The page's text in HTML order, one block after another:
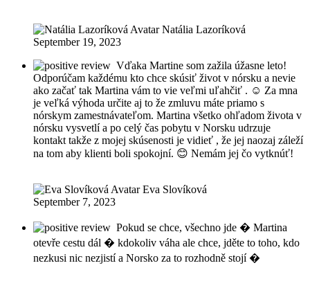
Natália Lazoríková
September 19, 2023
Vďaka Martine som zažila úžasne leto!
Odporúčam každému kto chce skúsiť život v nórsku a nevie
ako začať tak Martina vám to vie veľmi uľahčiť . ☺️ Za mna
je veľká výhoda určite aj to že zmluvu máte priamo s
nórskym zamestnávateľom. Martina všetko ohľadom života v
nórsku vysvetlí a po celý čas pobytu v Norsku udrzuje
kontakt takže z mojej skúsenosti je vidieť , že jej naozaj záleží
na tom aby klienti boli spokojní. 😊 Nemám jej čo vytknúť!
Eva Slovíková
September 7, 2023
Pokud se chce, všechno jde � Martina
otevře cestu dál � kdokoliv váha ale chce, jděte to toho, kdo
nezkusi nic nezjistí a Norsko za to rozhodně stojí �